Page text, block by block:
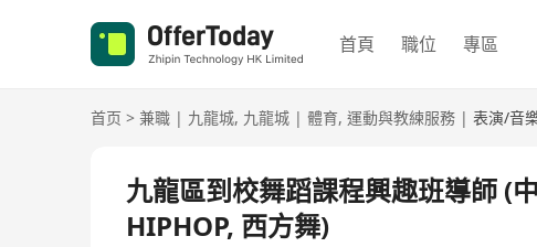
首頁 職位 專區
首页 > 兼職 | 九龍城, 九龍城 | 體育, 運動與教練服務 | 表演/音
九龍區到校舞蹈課程興趣班導師 (
HIPHOP, 西方舞)